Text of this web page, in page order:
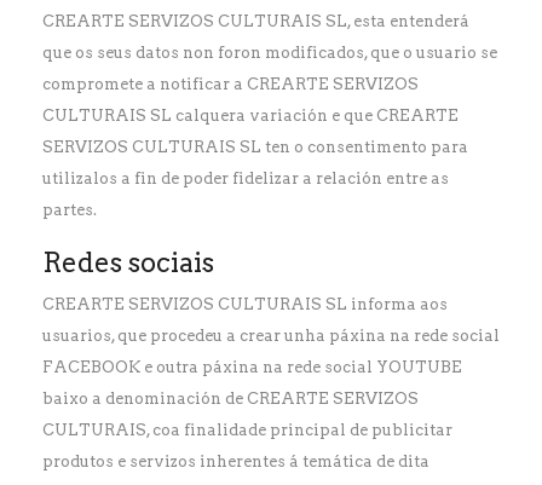
CREARTE SERVIZOS CULTURAIS SL, esta entenderá
que os seus datos non foron modificados, que o usuario se
compromete a notificar a CREARTE SERVIZOS
CULTURAIS SL calquera variación e que CREARTE
SERVIZOS CULTURAIS SL ten o consentimento para
utilizalos a fin de poder fidelizar a relación entre as
partes.
Redes sociais
CREARTE SERVIZOS CULTURAIS SL informa aos
usuarios, que procedeu a crear unha páxina na rede social
FACEBOOK e outra páxina na rede social YOUTUBE
baixo a denominación de CREARTE SERVIZOS
CULTURAIS, coa finalidade principal de publicitar
produtos e servizos inherentes á temática de dita